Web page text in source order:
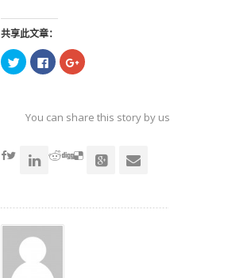
共享此文章：
点
击
共
享
窗
口
点
击
共
享
窗
口
点
击
共
享
窗
口
You can share this story by using your